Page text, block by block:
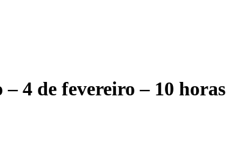
4 de fevereiro – 10 horas